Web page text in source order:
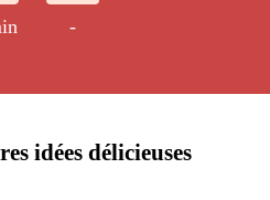
-
idées délicieuses